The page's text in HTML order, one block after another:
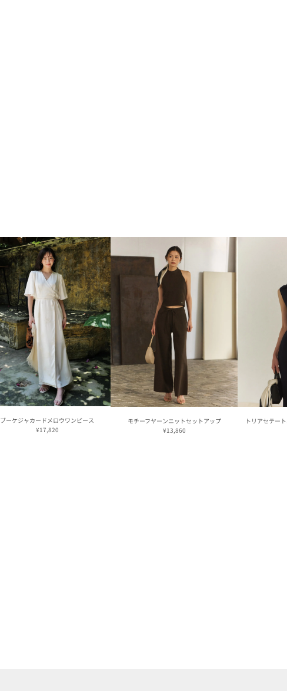
ブーケジャカードメロウワンピース
¥17,820
モチーフヤーンニットセットアップ
¥13,860
トリアセテー